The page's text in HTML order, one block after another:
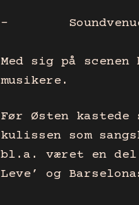
–
Med sig på
musikere.
Før Østen
kulissen som
bl.a. været en del
Leve’ og